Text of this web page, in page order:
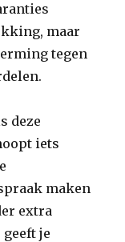
maar
tegen
deze
iets
maken
extra
je